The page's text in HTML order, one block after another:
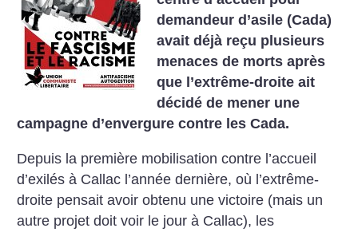
demandeur d’asile (Cada)
avait déjà reçu plusieurs
menaces de morts après
que l’extrême-droite ait
décidé de mener une
campagne d’envergure contre les Cada.
Depuis la première mobilisation contre l’accueil
d’exilés à Callac l’année dernière, où l’extrême-
droite pensait avoir obtenu une victoire (mais un
autre projet doit voir le jour à Callac), les